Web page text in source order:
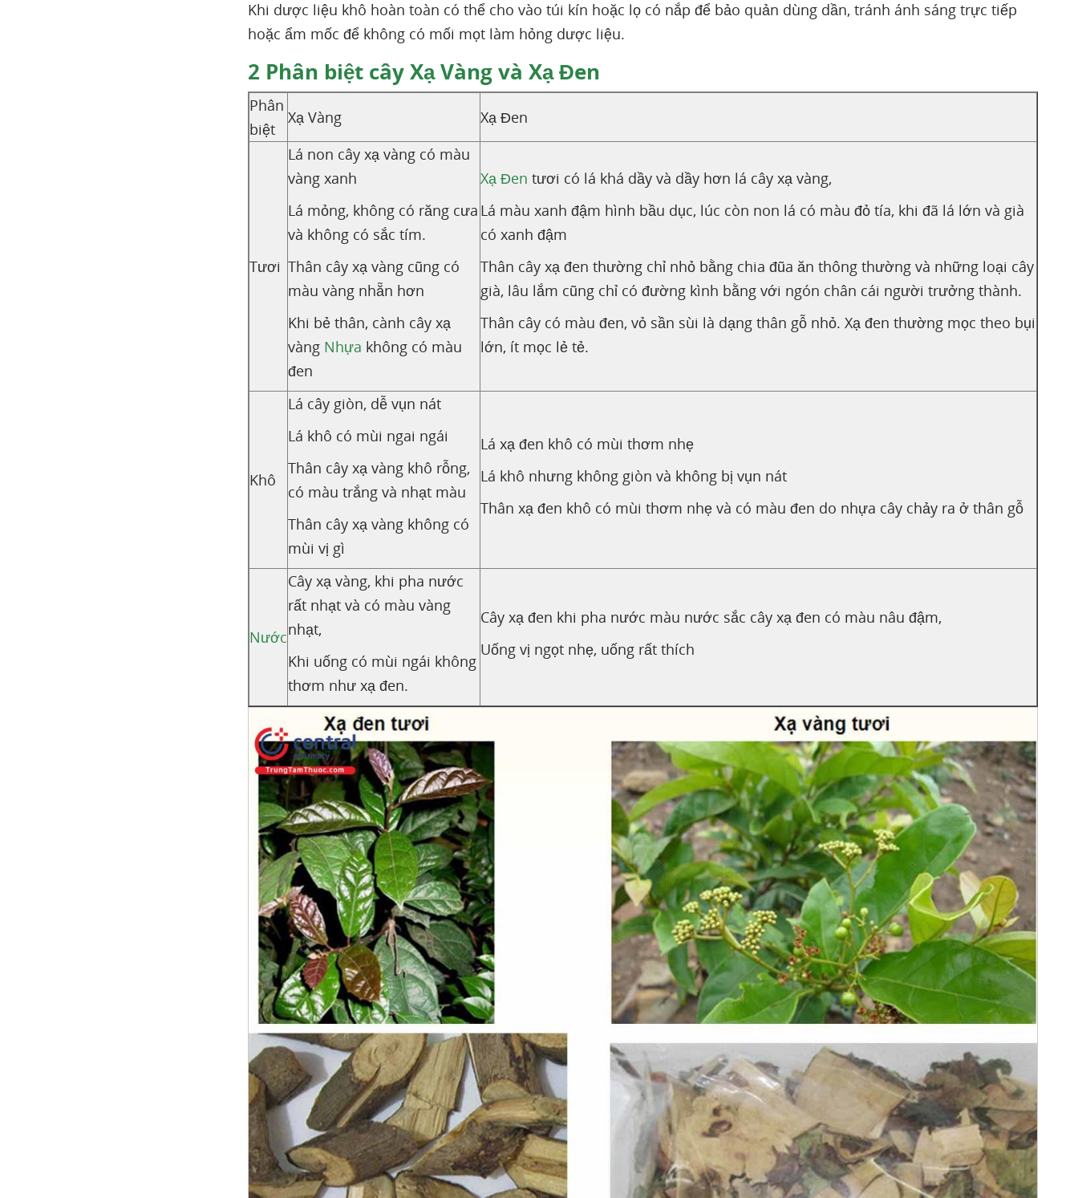
Khi dược liệu khô hoàn toàn có thể cho vào túi kín hoặc lọ có nắp để bảo quản dùng dần, tránh ánh sáng trực tiếp
hoặc ẩm mốc để không có mối mọt làm hỏng dược liệu.
2 Phân biệt cây Xạ Vàng và Xạ Đen
Phân
biệt
Xạ Vàng Xạ Đen
Tươi
Lá non cây xạ vàng có màu
vàng xanh
Lá mỏng, không có răng cưa
và không có sắc tím.
Thân cây xạ vàng cũng có
màu vàng nhẵn hơn
Khi bẻ thân, cành cây xạ
vàng Nhựa không có màu
đen
Xạ Đen tươi có lá khá dầy và dầy hơn lá cây xạ vàng,
Lá màu xanh đậm hình bầu dục, lúc còn non lá có màu đỏ tía, khi đã lá lớn và già
có xanh đậm
Thân cây xạ đen thường chỉ nhỏ bằng chia đũa ăn thông thường và những loại cây
già, lâu lắm cũng chỉ có đường kình bằng với ngón chân cái người trưởng thành.
Thân cây có màu đen, vỏ sần sùi là dạng thân gỗ nhỏ. Xạ đen thường mọc theo bụi
lớn, ít mọc lẻ tẻ.
Khô
Lá cây giòn, dễ vụn nát
Lá khô có mùi ngai ngái
Thân cây xạ vàng khô rỗng,
có màu trắng và nhạt màu
Thân cây xạ vàng không có
mùi vị gì
Lá xạ đen khô có mùi thơm nhẹ
Lá khô nhưng không giòn và không bị vụn nát
Thân xạ đen khô có mùi thơm nhẹ và có màu đen do nhựa cây chảy ra ở thân gỗ
Nước
Cây xạ vàng, khi pha nước
rất nhạt và có màu vàng
nhạt,
Khi uống có mùi ngái không
thơm như xạ đen.
Cây xạ đen khi pha nước màu nước sắc cây xạ đen có màu nâu đậm,
Uống vị ngọt nhẹ, uống rất thích